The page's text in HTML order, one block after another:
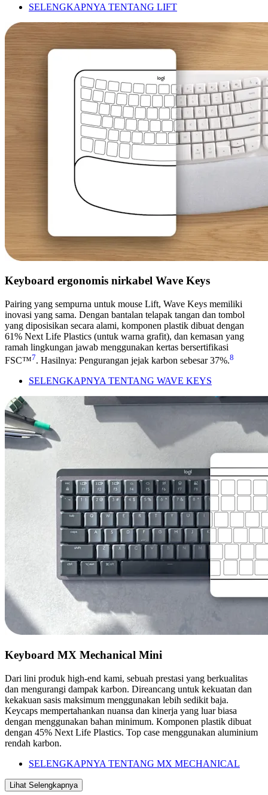
SELENGKAPNYA TENTANG LIFT
Keyboard ergonomis nirkabel Wave Keys
Pairing yang sempurna untuk mouse Lift, Wave Keys memiliki
inovasi yang sama. Dengan bantalan telapak tangan dan tombol
yang diposisikan secara alami, komponen plastik dibuat dengan
61% Next Life Plastics (untuk warna grafit), dan kemasan yang
ramah lingkungan jawab menggunakan kertas bersertifikasi
FSC™7. Hasilnya: Pengurangan jejak karbon sebesar 37%.8
SELENGKAPNYA TENTANG WAVE KEYS
Keyboard MX Mechanical Mini
Dari lini produk high-end kami, sebuah prestasi yang berkualitas
dan mengurangi dampak karbon. Direancang untuk kekuatan dan
kekakuan sasis maksimum menggunakan lebih sedikit baja.
Keycaps mempertahankan nuansa dan kinerja yang luar biasa
dengan menggunakan bahan minimum. Komponen plastik dibuat
dengan 45% Next Life Plastics. Top case menggunakan aluminium
rendah karbon.
SELENGKAPNYA TENTANG MX MECHANICAL
Lihat Selengkapnya